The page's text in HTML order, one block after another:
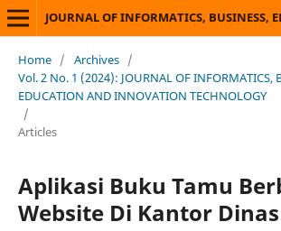
Home / Archives /
Vol. 2 No. 1 (2024): JOURNAL OF INFORMATICS,
EDUCATION AND INNOVATION TECHNOLOGY
/
Articles
Aplikasi Buku Tamu
Website Di Kantor Dinas